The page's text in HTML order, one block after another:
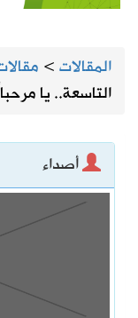
المقالات>
التاسعة.. يا
أصداء